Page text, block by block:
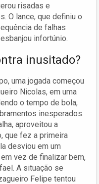
risadas e
O lance, que definiu o
de falhas
infortúnio.
inusitado?
uma jogada começou
Nicolas, em uma
o tempo de bola,
inesperados.
aproveitou a
que fez a primeira
desviou em um
vez de finalizar bem,
A situação se
Felipe tentou